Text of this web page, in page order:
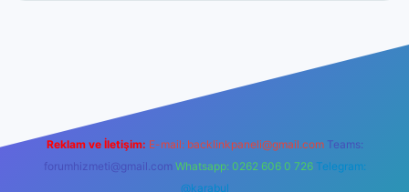
Reklam ve İletişim: E-mail: backlinkpaneli@gmail.com Teams:
forumhizmeti@gmail.com Whatsapp: 0262 606 0 726 Telegram:
@karabul